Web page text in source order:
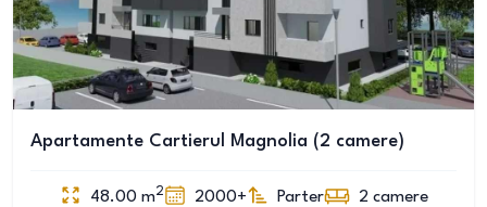
Apartamente Cartierul Magnolia (2 camere)
48.00 m2 2000+ Parter 2 camere